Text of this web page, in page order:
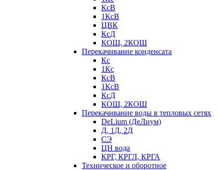
КсВ
1КсВ
ЦВК
КсД
КОШ, 2КОШ
Перекачивание конденсата
Кс
1Кс
КсВ
1КсВ
КсД
КОШ, 2КОШ
Перекачивание воды в тепловых сетях
DeLium (ДеЛиум)
Д, 1Д, 2Д
СЭ
ЦН вода
КРГ, КРГЛ, КРГА
Техническое и оборотное